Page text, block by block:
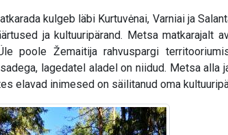
kulgeb läbi Kurtuvėnai, Varniai ja
ja kultuuripärand. Metsa matkarajalt
poole Žemaitija rahvuspargi
lagedatel aladel on niidud. Metsa alla
elavad inimesed on säilitanud oma